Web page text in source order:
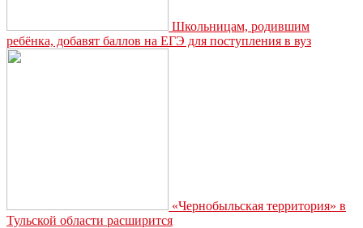
Школьницам, родившим
ребёнка, добавят баллов на ЕГЭ для поступления в вуз
«Чернобыльская территория» в
Тульской области расширится